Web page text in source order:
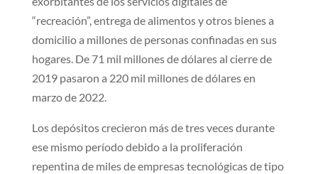
“recreación”, entrega de alimentos y otros bienes a
domicilio a millones de personas confinadas en sus
hogares. De 71 mil millones de dólares al cierre de
2019 pasaron a 220 mil millones de dólares en
marzo de 2022.
Los depósitos crecieron más de tres veces durante
ese mismo período debido a la proliferación
repentina de miles de empresas tecnológicas de tipo